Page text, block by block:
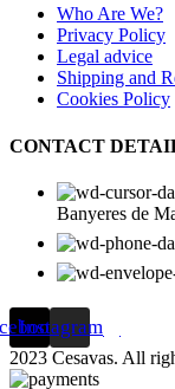
Who Are We?
Privacy Policy
Legal advice
Shipping and
Cookies Policy
CONTACT
Banyeres de
Instagram
2023 Cesavas. All